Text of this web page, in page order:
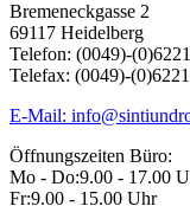
Bremeneckgasse 2
69117 Heidelberg
Telefon: (0049)-
Telefax: (0049)-
E-Mail:
Öffnungszeiten Büro:
Mo - Do:9.00 - 17.00
Fr:9.00 - 15.00 Uhr